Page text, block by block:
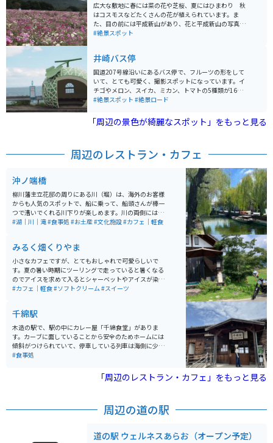
広大な敷地に春には菜の花や芝桜、夏にはひまわり 秋
はコスモスなどたくさんの花が植えられています。ま
た、目の前には平成新山があり、花と平成新山の写真撮
影などで人気の場所です。普賢岳災害の復興の象徴とし
#絶景スポット
井崎バス停
国道207号線沿いにあるバス停で、フルーツの形をして
いて、とても可愛く、撮影スポットになっています。イ
チゴやメロン、スイカ、ミカン、トマトの5種類が16箇
所のバス停に設置されており、撮影だけでなく、海沿い
井崎バス停は、イチゴとメロンのバス停を同時に撮影す
ることができるおすすめスポットです。
#絶景スポット #絶景ロード
「周辺の景色が綺麗なスポット」をもっと見る
周辺のレストラン・カフェ
沖ノ端橋
柳川藩主立花邸の周りにある川（堀）は、海外のお客様
からも人気のスポットで、船に乗って、船頭さんが棒一
つで漕いでくれる川下りが楽しめます。川の両側には柳
の木がズラッと立ち並んでおり、風に揺れる柳と川下り
#湖｜川｜滝#食事処 #お土産#文化施設#カフェ｜軽食
みるく畑くりやま
小さなカフェですが、とてもおしゃれで可愛らしいで
す。夏の暑い時期にツーリングで走っていると暑くなる
のでアイスを求めて入るとシャーベットやアイスが染み
渡ります。お店の雰囲気もいいので、ぜひ立ち寄ってみ
#カフェ｜軽食#ソフトクリーム#スイーツ
千綿駅
木造の駅で、駅の中にカレー屋「千綿食堂」がありま
す。カーブに面していることから安全のためホームには
傾斜がつけられていて、停車している列車は海側に少し
傾いた状態になるとういうユニークな駅で、日本でもこ
#食事処
「周辺のレストラン・カフェ」をもっと見る
周辺の道の駅
道の駅 ウェルネスあらお（オープン予定）